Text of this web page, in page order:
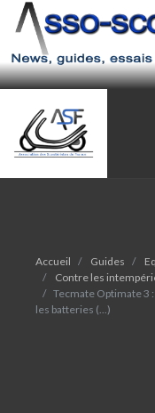
Accueil Guides
Contre les
Tecmate Optimate 3
les batteries (...)